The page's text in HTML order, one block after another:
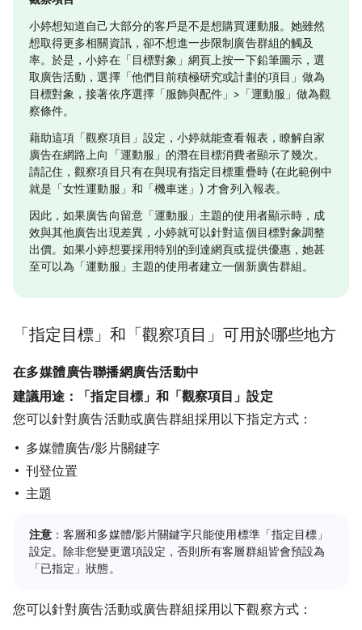
小婷想知道自己大部分的客戶是不是想購買運動服。她雖然
想取得更多相關資訊，卻不想進一步限制廣告群組的觸及
率。於是，小婷在「目標對象」網頁上按一下鉛筆圖示，選
取廣告活動，選擇「他們目前積極研究或計劃的項目」做為
目標對象，接著依序選擇「服飾與配件」>「運動服」做為觀
察條件。
藉助這項「觀察項目」設定，小婷就能查看報表，瞭解自家
廣告在網路上向「運動服」的潛在目標消費者顯示了幾次。
請記住，觀察項目只有在與現有指定目標重疊時 (在此範例中
就是「女性運動服」和「機車迷」) 才會列入報表。
因此，如果廣告向留意「運動服」主題的使用者顯示時，成
效與其他廣告出現差異，小婷就可以針對這個目標對象調整
出價。如果小婷想要採用特別的到達網頁或提供優惠，她甚
至可以為「運動服」主題的使用者建立一個新廣告群組。
「指定目標」和「觀察項目」可用於哪些地方
在多媒體廣告聯播網廣告活動中
建議用途：「指定目標」和「觀察項目」設定
您可以針對廣告活動或廣告群組採用以下指定方式：
多媒體廣告/影片關鍵字
刊登位置
主題
注意 ：客層和多媒體/影片關鍵字只能使用標準「指定目標」
設定。除非您變更選項設定，否則所有客層群組皆會預設為
「已指定」狀態。
您可以針對廣告活動或廣告群組採用以下觀察方式：